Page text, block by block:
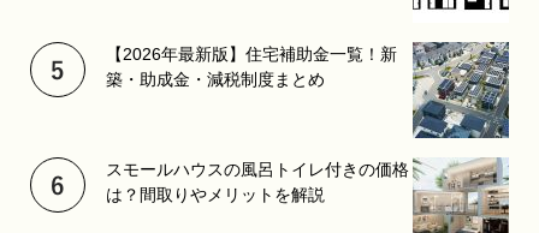
【2026年最新版】住宅補助金一覧！新
築・助成金・減税制度まとめ
スモールハウスの風呂トイレ付きの価格
は？間取りやメリットを解説